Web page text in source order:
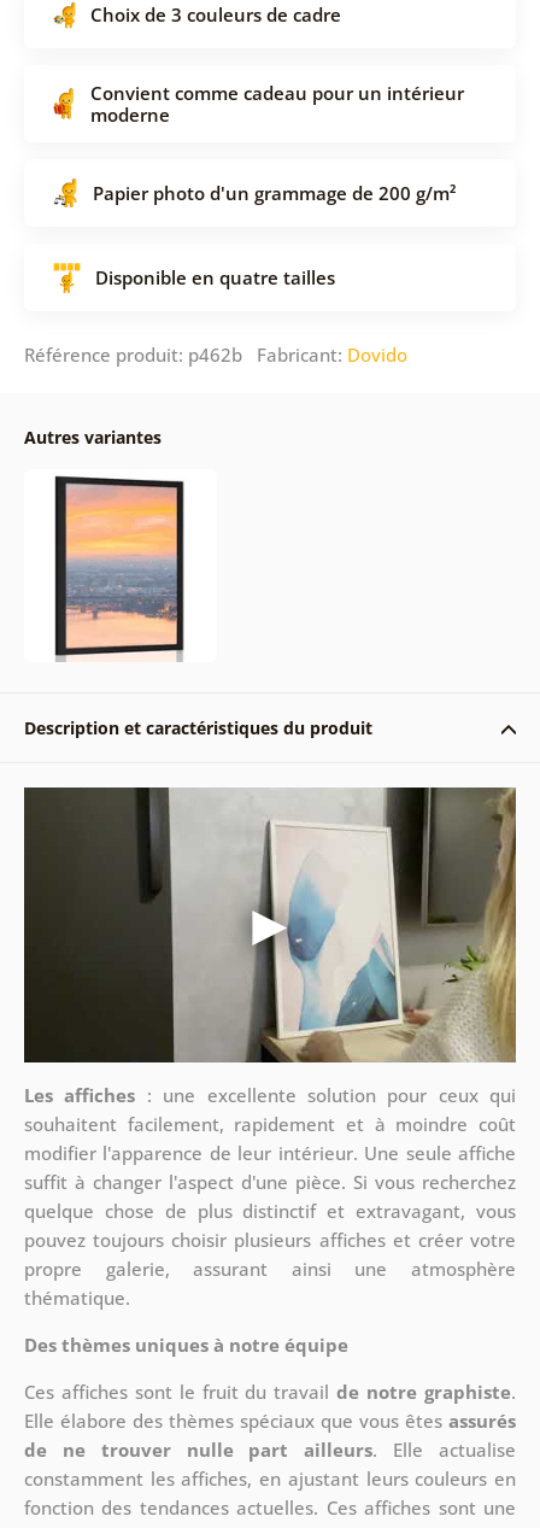
Choix de 3 couleurs de cadre
Convient comme cadeau pour un intérieur
moderne
Papier photo d'un grammage de 200 g/m²
Disponible en quatre tailles
Référence produit: p462b Fabricant: Dovido
Autres variantes
Description et caractéristiques du produit
Les affiches : une excellente solution pour ceux qui
souhaitent facilement, rapidement et à moindre coût
modifier l'apparence de leur intérieur. Une seule affiche
suffit à changer l'aspect d'une pièce. Si vous recherchez
quelque chose de plus distinctif et extravagant, vous
pouvez toujours choisir plusieurs affiches et créer votre
propre galerie, assurant ainsi une atmosphère
thématique.
Des thèmes uniques à notre équipe
Ces affiches sont le fruit du travail de notre graphiste.
Elle élabore des thèmes spéciaux que vous êtesassurés
de ne trouver nulle part ailleurs. Elle actualise
constamment les affiches, en ajustant leurs couleurs en
fonction des tendances actuelles. Ces affiches sont une